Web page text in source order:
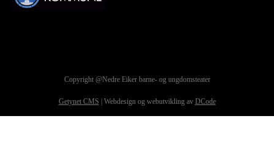
Copyright @Nedre Eiker barne- og ungdomsteater
Getynet CMS | Webdesign og webutvikling av DCode